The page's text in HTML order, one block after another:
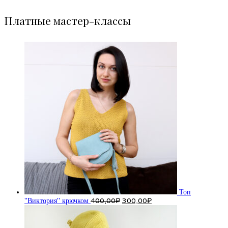
Платные мастер-классы
Топ
"Виктория" крючком 400,00₽ Первоначальная
300,00₽Текущая